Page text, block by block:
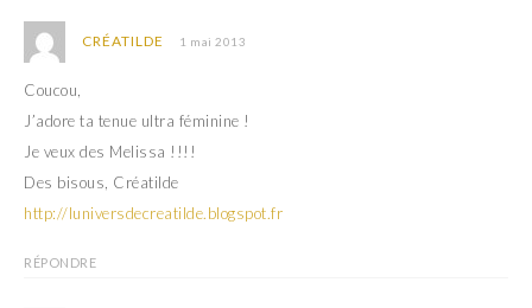
CRÉATILDE 1 mai 2013
Coucou,
J’adore ta tenue ultra féminine !
Je veux des Melissa !!!!
Des bisous, Créatilde
http://luniversdecreatilde.blogspot.fr
RÉPONDRE